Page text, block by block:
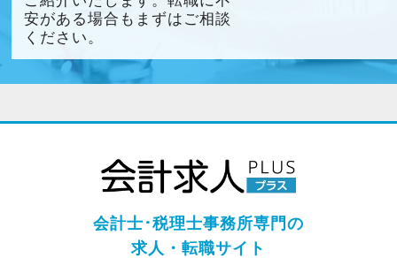
安がある場合もまずはご相談
ください。
会計士･税理士事務所専門の
求人・転職サイト